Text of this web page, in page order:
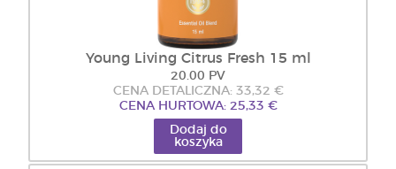
Young Living Citrus Fresh 15 ml
20.00 PV
CENA DETALICZNA: 33,32 €
CENA HURTOWA: 25,33 €
Dodaj do
koszyka